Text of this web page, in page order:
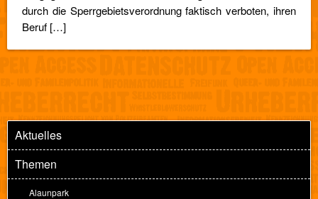
durch die Sperrgebietsverordnung faktisch verboten, ihren
Beruf […]
Aktuelles
Themen
Alaunpark